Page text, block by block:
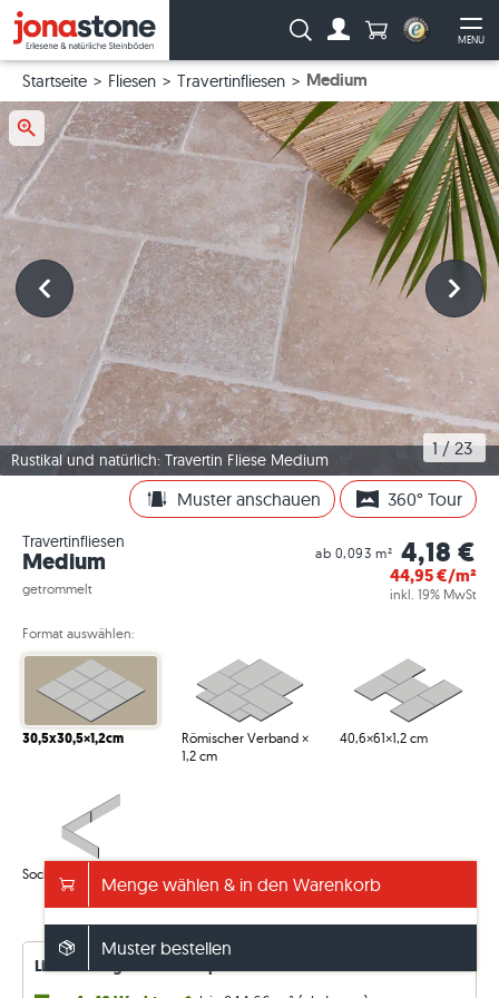
MENU
Suche: Anzahl
Startseite Fliesen Travertinfliesen Medium
Rustikal und natürlich: Travertin Fliese Medium
1 / 23
Muster anschauen 360° Tour
Travertinfliesen
Medium
getrommelt
ab 0,093 m² 4,18 €
44,95€/m²
inkl. 19% MwSt
Format auswählen:
30,5x30,5×1,2cm
Römischer Verband ×
1,2 cm
40,6×61×1,2 cm
Sockel 6×40,6×1,2 cm
Info – Verpackung/Gewicht anzeigen
Lieferverfügbarkeiten – permanent aktualisiert
Menge wählen & in den Warenkorb
Muster bestellen